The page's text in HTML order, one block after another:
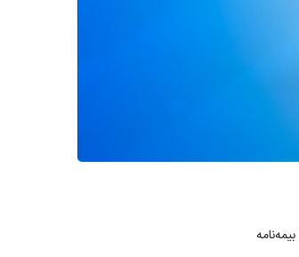
فاقد بیمه‌نامه